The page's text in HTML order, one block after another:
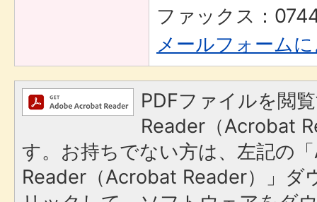
ファックス：
メールフォーム
PDFファイルを閲
Reader（Acrobat
す。お持ちでない方は、左記の
Reader（Acrobat Reader）」ダ